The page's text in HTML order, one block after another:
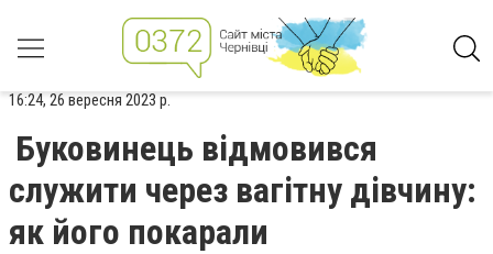
16:24, 26 вересня 2023 р.
Буковинець відмовився
служити через вагітну дівчину:
як його покарали